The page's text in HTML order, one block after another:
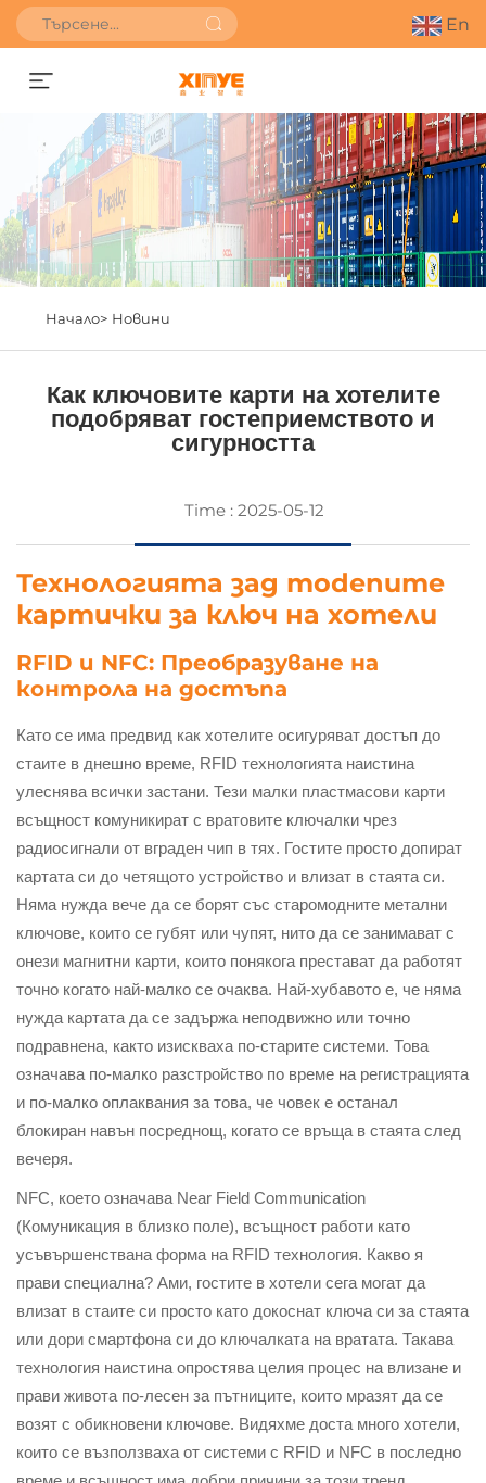
En
Получете оферта
Начало> Новини
Как ключовите карти на хотелите
подобряват гостеприемството и
сигурността
Time : 2025-05-12
Технологията зад modenите
картички за ключ на хотели
RFID и NFC: Преобразуване на
контрола на достъпа
Като се има предвид как хотелите осигуряват достъп до
стаите в днешно време, RFID технологията наистина
улеснява всички застани. Тези малки пластмасови карти
всъщност комуникират с вратовите ключалки чрез
радиосигнали от вграден чип в тях. Гостите просто допират
картата си до четящото устройство и влизат в стаята си.
Няма нужда вече да се борят със старомодните метални
ключове, които се губят или чупят, нито да се занимават с
онези магнитни карти, които понякога престават да работят
точно когато най-малко се очаква. Най-хубавото е, че няма
нужда картата да се задържа неподвижно или точно
подравнена, както изискваха по-старите системи. Това
означава по-малко разстройство по време на регистрацията
и по-малко оплаквания за това, че човек е останал
блокиран навън посреднощ, когато се връща в стаята след
вечеря.
NFC, което означава Near Field Communication
(Комуникация в близко поле), всъщност работи като
усъвършенствана форма на RFID технология. Какво я
прави специална? Ами, гостите в хотели сега могат да
влизат в стаите си просто като докоснат ключа си за стаята
или дори смартфона си до ключалката на вратата. Такава
технология наистина опростява целия процес на влизане и
прави живота по-лесен за пътниците, които мразят да се
возят с обикновени ключове. Видяхме доста много хотели,
които се възползваха от системи с RFID и NFC в последно